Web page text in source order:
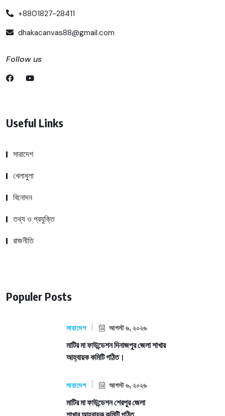
+8801827-28411
dhakacanvas88@gmail.com
Follow us
Useful Links
সারাদেশ
খেলাধুলা
বিনোদন
তথ্য ও প্রযুক্তি
রাজনীতি
Populer Posts
সারাদেশ আগস্ট ৬, ২০২৬
মাটির মা ফাউন্ডেশন দিনাজপুর জেলা শাখার
আহ্বায়ক কমিটি গঠিত।
সারাদেশ আগস্ট ৬, ২০২৬
মাটির মা ফাউন্ডেশন শেরপুর জেলা